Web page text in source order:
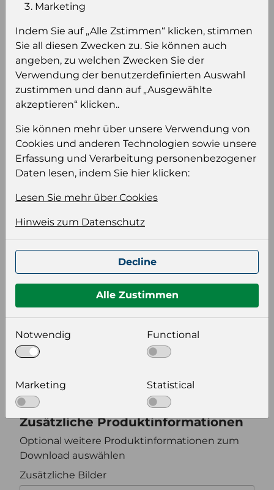
Einloggen um den Preis zu
Sie müssen eingeloggt sein, um Preise zu
sehen und/oder dieses Produkt zu kaufen.
Einloggen Anmeldung für B2B Konto
Produktinformation
Ihre Produktdatei aus
Sprache
Bildeinstellungen
wählen Sie eine Auflösung für Ihr Bild aus
Zusätzliche Produktinformationen
Optional weitere Produktinformationen zum
Download auswählen
Zusätzliche Bilder
Marketing
Indem Sie auf „Alle Zstimmen“ klicken, stimmen
Sie all diesen Zwecken zu. Sie können auch
angeben, zu welchen Zwecken Sie der
Verwendung der benutzerdefinierten Auswahl
zustimmen und dann auf „Ausgewählte
akzeptieren“ klicken..
Sie können mehr über unsere Verwendung von
Cookies und anderen Technologien sowie unsere
Erfassung und Verarbeitung personenbezogener
Daten lesen, indem Sie hier klicken:
Lesen Sie mehr über Cookies
Hinweis zum Datenschutz
Decline
Alle Zustimmen
Notwendig Functional
Marketing Statistical